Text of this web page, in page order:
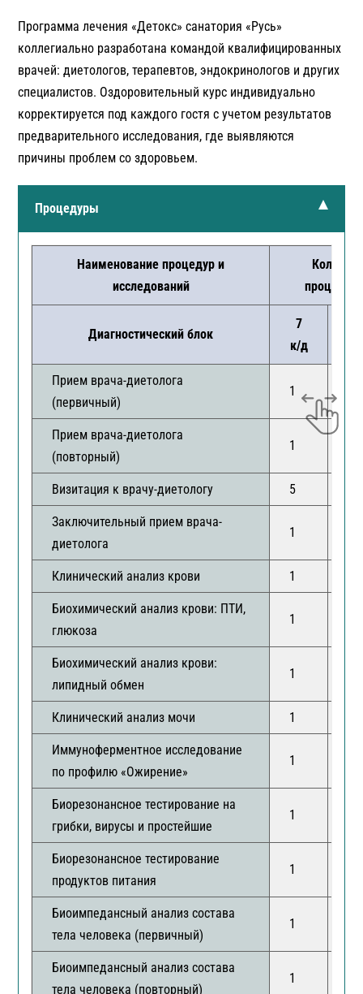
Программа лечения «Детокс» санатория «Русь»
коллегиально разработана командой квалифицированных
врачей: диетологов, терапевтов, эндокринологов и других
специалистов. Оздоровительный курс индивидуально
корректируется под каждого гостя с учетом результатов
предварительного исследования, где выявляются
причины проблем со здоровьем.
Процедуры
Наименование процедур и
исследований
Кол-во
процедур
Диагностический блок
7
к/д
Прием врача-диетолога
(первичный)
1
Прием врача-диетолога
(повторный)
1
Визитация к врачу-диетологу 5
Заключительный прием врача-
диетолога
1
Клинический анализ крови 1
Биохимический анализ крови: ПТИ,
глюкоза
1
Биохимический анализ крови:
липидный обмен
1
Клинический анализ мочи 1
Иммуноферментное исследование
по профилю «Ожирение»
1
Биорезонансное тестирование на
грибки, вирусы и простейшие
1
Биорезонансное тестирование
продуктов питания
1
Биоимпедансный анализ состава
тела человека (первичный)
1
Биоимпедансный анализ состава
тела человека (повторный)
1